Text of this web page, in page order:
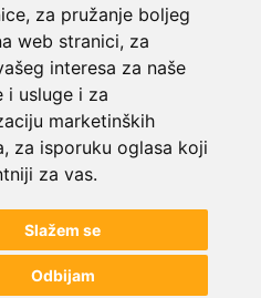
, za pružanje boljeg
web stranici, za
interesa za naše
i usluge i za
marketinških
, za isporuku oglasa koji
za vas.
Slažem se
OdbijamPostavke kolačića